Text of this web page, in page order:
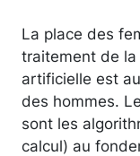
La place des
traitement de la
artificielle est
des hommes.
sont les
calcul) au